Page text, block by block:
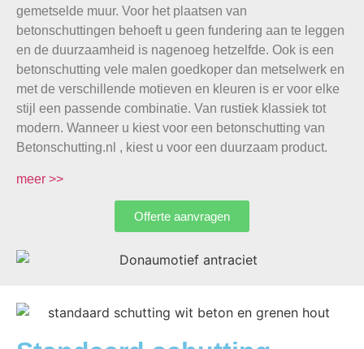
gemetselde muur. Voor het plaatsen van
betonschuttingen behoeft u geen fundering aan te leggen
en de duurzaamheid is nagenoeg hetzelfde. Ook is een
betonschutting vele malen goedkoper dan metselwerk en
met de verschillende motieven en kleuren is er voor elke
stijl een passende combinatie. Van rustiek klassiek tot
modern. Wanneer u kiest voor een betonschutting van
Betonschutting.nl , kiest u voor een duurzaam product.
meer >>
Offerte aanvragen